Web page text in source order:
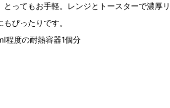
ってもお手軽。レンジとトースターで濃厚
ぴったりです。
程度の耐熱容器1個分